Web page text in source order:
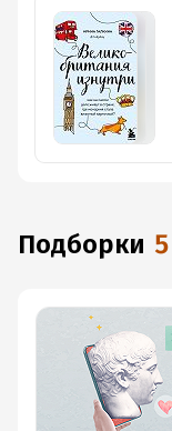
Подборки 5